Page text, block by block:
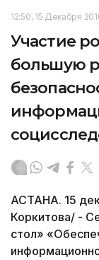
12:50, 15 Декабря
Участие
большую
АСТАНА. 15
Коркитова/ -
стол»